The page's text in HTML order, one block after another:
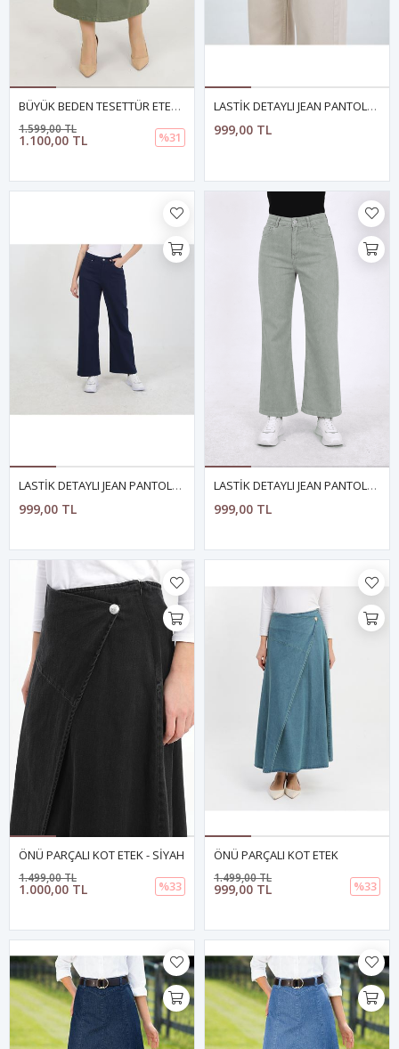
BÜYÜK BEDEN TESETTÜR ETEK- HAKİ
1.100,00 TL
1.599,00 TL
%31
LASTİK DETAYLI JEAN PANTOLON- EKRU
999,00 TL
LASTİK DETAYLI JEAN PANTOLON- LACİVERT
999,00 TL
LASTİK DETAYLI JEAN PANTOLON- YEŞİL
999,00 TL
ÖNÜ PARÇALI KOT ETEK - SİYAH
1.000,00 TL
1.499,00 TL
%33
ÖNÜ PARÇALI KOT ETEK
999,00 TL
1.499,00 TL
%33